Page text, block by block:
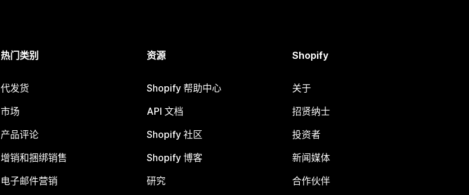
热门类别
代发货
市场
产品评论
增销和捆绑销售
电子邮件营销
资源
Shopify 帮助中心
API 文档
Shopify 社区
Shopify 博客
研究
Shopify
关于
招贤纳士
投资者
新闻媒体
合作伙伴